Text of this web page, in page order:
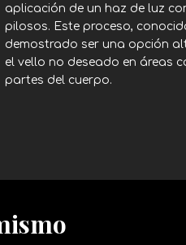
aplicación de un haz de luz
pilosos. Este proceso,
demostrado ser una opción
el vello no deseado en áreas
partes del cuerpo.